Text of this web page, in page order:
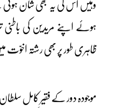
وہیں اس کی یہ بھی شان
ہوئے اپنے مریدین کی
ظاہری طور پر بھی رشتہ اخوّت
موجودہ دور کے فقیرِ کامل